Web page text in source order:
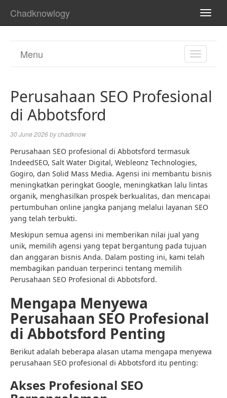
Chadknowlogy
TOGGLE
Menu
Perusahaan SEO Profesional
di Abbotsford
30 June 2026bychadknow
Perusahaan SEO profesional di Abbotsford termasuk
IndeedSEO, Salt Water Digital, Webleonz Technologies,
Gogiro, dan Solid Mass Media. Agensi ini membantu bisnis
meningkatkan peringkat Google, meningkatkan lalu lintas
organik, menghasilkan prospek berkualitas, dan mencapai
pertumbuhan online jangka panjang melalui layanan SEO
yang telah terbukti.
Meskipun semua agensi ini memberikan nilai jual yang
unik, memilih agensi yang tepat bergantung pada tujuan
dan anggaran bisnis Anda. Dalam posting ini, kami telah
membagikan panduan terperinci tentang memilih
Perusahaan SEO Profesional di Abbotsford.
Mengapa Menyewa
Perusahaan SEO Profesional
di Abbotsford Penting
Berikut adalah beberapa alasan utama mengapa menyewa
perusahaan SEO profesional di Abbotsford itu penting:
Akses Profesional SEO